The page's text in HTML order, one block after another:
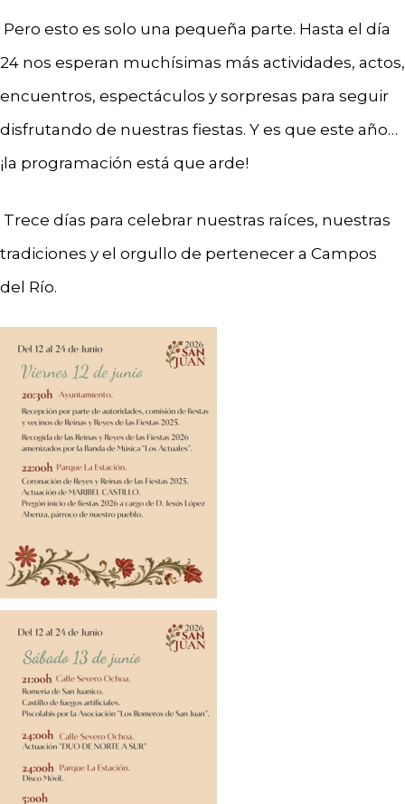
Pero esto es solo una pequeña parte. Hasta el día
24 nos esperan muchísimas más actividades, actos,
encuentros, espectáculos y sorpresas para seguir
disfrutando de nuestras fiestas. Y es que este año…
¡la programación está que arde!
Trece días para celebrar nuestras raíces, nuestras
tradiciones y el orgullo de pertenecer a Campos
del Río.